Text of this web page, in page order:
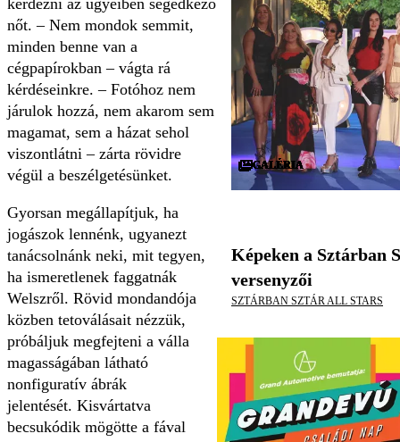
kérdezni az ügyeiben segédkező
nőt. – Nem mondok semmit,
minden benne van a
cégpapírokban – vágta rá
kérdéseinkre. – Fotóhoz nem
járulok hozzá, nem akarom sem
magamat, sem a házat sehol
viszontlátni – zárta rövidre
végül a beszélgetésünket.
Gyorsan megállapítjuk, ha
jogászok lennénk, ugyanezt
tanácsolnánk neki, mit tegyen,
ha ismeretlenek faggatnák
Welszről. Rövid mondandója
közben tetoválásait nézzük,
próbáljuk megfejteni a vál­la
magasságában látható
nonfiguratív ábrák
jelentését. Kisvártatva
becsukódik mögötte a fával
GALÉRIA
GALÉRIA
GALÉRIA
GALÉRIA
GALÉRIA
GALÉRIA
GALÉRIA
GALÉRIA
GALÉRIA
GALÉRIA
GALÉRIA
GALÉRIA
GALÉRIA
GALÉRIA
GALÉRIA
GALÉRIA
GALÉRIA
GALÉRIA
GALÉRIA
GALÉRIA
GALÉRIA
GALÉRIA
GALÉRIA
GALÉRIA
GALÉRIA
GALÉRIA
GALÉRIA
GALÉRIA
GALÉRIA
GALÉRIA
Képeken a Sztárban
versenyzői
SZTÁRBAN SZTÁR ALL STARS